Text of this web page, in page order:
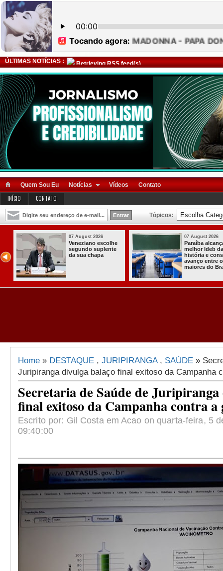
ÚLTIMAS NOTÍCIAS : Retrieving RSS feed(s)
Quem Sou Eu Notícias Vídeos Contato
INÍCIO CONTATO
Tópicos:
consolida
os
Brasil
07 August 2026
Homem é preso
com armas,
munições e
radiocomunicadore
03
a
Home » DESTAQUE , JURIPIRANGA, SAÚDE »
Juripiranga divulga balaço final exitoso da Campanha
Secretaria de Saúde de
final exitoso da Campanha contra a
Escrito por: Gil Costa em Acao on quarta-feira, 5
09:40:00